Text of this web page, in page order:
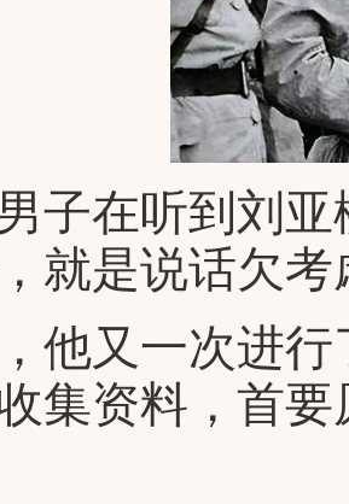
子在听到刘亚
就是说话欠考
他又一次进行
集资料，首